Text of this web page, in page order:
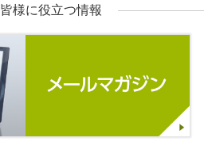
様に役立つ情報